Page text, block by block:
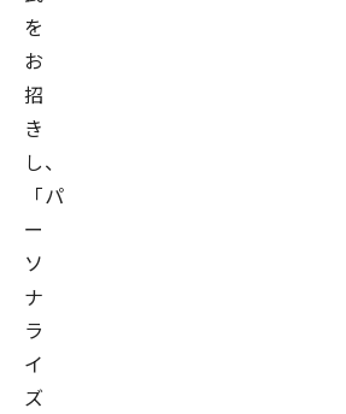
を
お
招
き
し、
「パ
ー
ソ
ナ
ラ
イ
ズ